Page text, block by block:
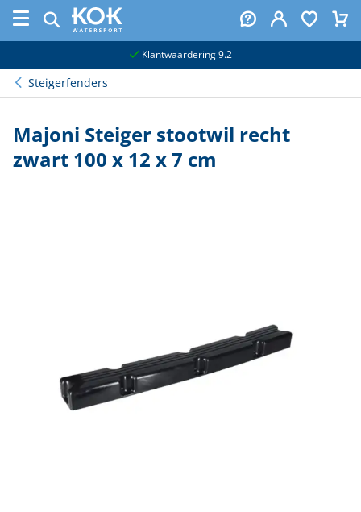
Klantwaardering 9.2
Steigerfenders
Majoni Steiger stootwil recht
zwart 100 x 12 x 7 cm